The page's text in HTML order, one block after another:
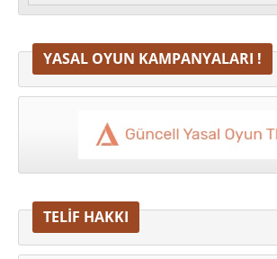
YASAL OYUN KAMPANYALARI !
TELİF HAKKI